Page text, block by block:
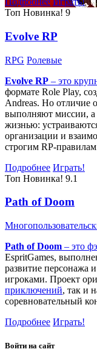
Топ Новинка! 9
Evolve RP
RPG Ролевые
Evolve RP – это
формате Role Play,
Andreas. Но отличие
выполняют миссии, а
жизнью:
организации и
строгим RP-
Подробнее Играть!
Топ Новинка! 9.1
Path of Doom
Path of Doom – это
EspritGames,
развитие персонажа
игроками. Проект
приключений, так и
соревновательный
Подробнее Играть!
Войти на сайт